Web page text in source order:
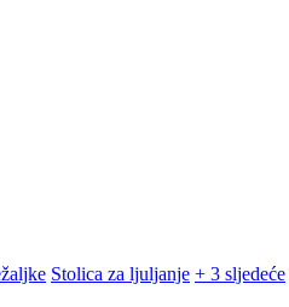
Stolica za ljuljanje + 3 sljedeće